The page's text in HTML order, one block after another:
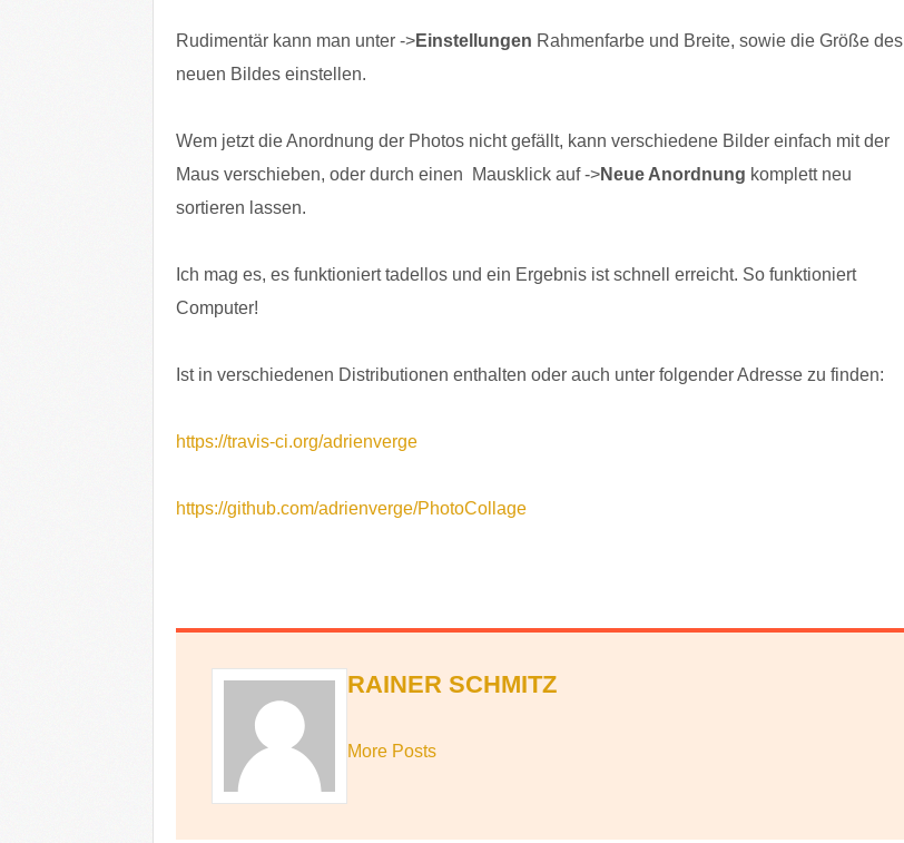
Rudimentär kann man unter ->Einstellungen Rahmenfarbe und Breite, sowie die Größe des
neuen Bildes einstellen.
Wem jetzt die Anordnung der Photos nicht gefällt, kann verschiedene Bilder einfach mit der
Maus verschieben, oder durch einen Mausklick auf ->Neue Anordnung komplett neu
sortieren lassen.
Ich mag es, es funktioniert tadellos und ein Ergebnis ist schnell erreicht. So funktioniert
Computer!
Ist in verschiedenen Distributionen enthalten oder auch unter folgender Adresse zu finden:
https://travis-ci.org/adrienverge
https://github.com/adrienverge/PhotoCollage
RAINER SCHMITZ
More Posts